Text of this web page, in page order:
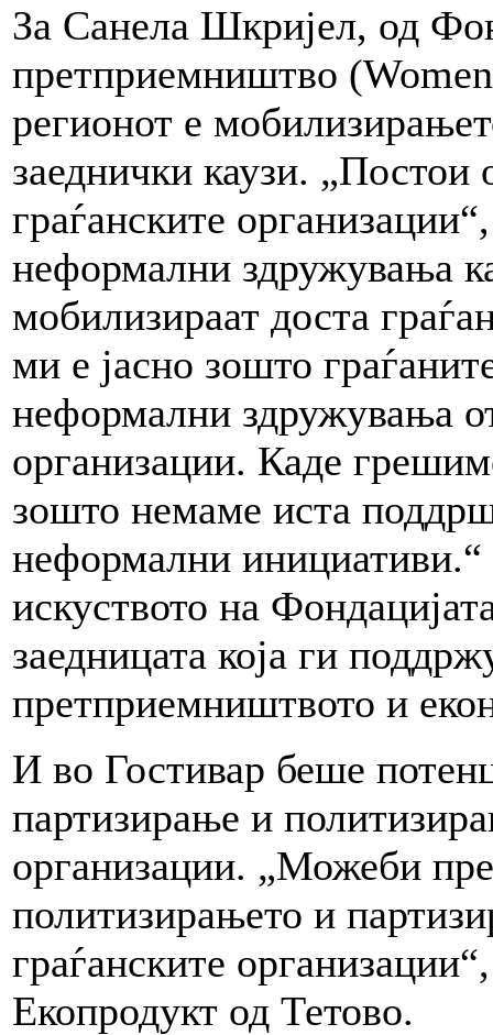
За Санела Шкријел, од
претприемништво
регионот е
заеднички каузи. „Постои
граѓанските
неформални здружувања
мобилизираат доста
ми е јасно зошто
неформални здружувања
организации. Каде
зошто немаме иста
неформални
искуството на
заедницата која ги
претприемништвото и
И во Гостивар беше
партизирање и
организации. „Можеби
политизирањето и
граѓанските
Екопродукт од Тетово.